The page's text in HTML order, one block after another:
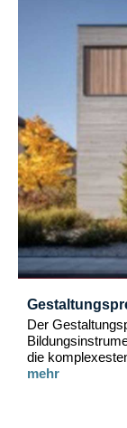
Der
die
mehr